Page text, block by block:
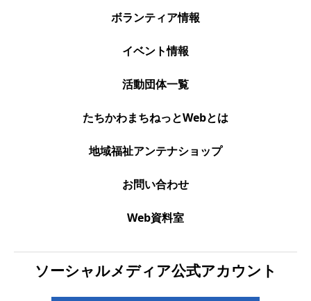
ボランティア情報
イベント情報
活動団体一覧
たちかわまちねっとWebとは
地域福祉アンテナショップ
お問い合わせ
Web資料室
ソーシャルメディア公式アカウント